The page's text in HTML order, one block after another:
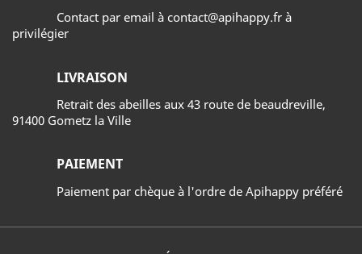
Contact par email à contact@apihappy.fr à
privilégier
LIVRAISON
Retrait des abeilles aux 43 route de beaudreville,
91400 Gometz la Ville
PAIEMENT
Paiement par chèque à l'ordre de Apihappy préféré